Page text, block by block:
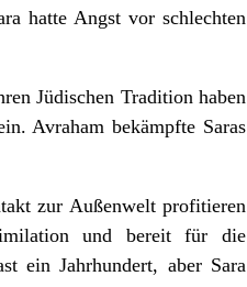
hatte Angst vor schlechten
Jüdischen Tradition haben
Avraham bekämpfte Saras
zur Außenwelt profitieren
und bereit für die
ein Jahrhundert, aber Sara